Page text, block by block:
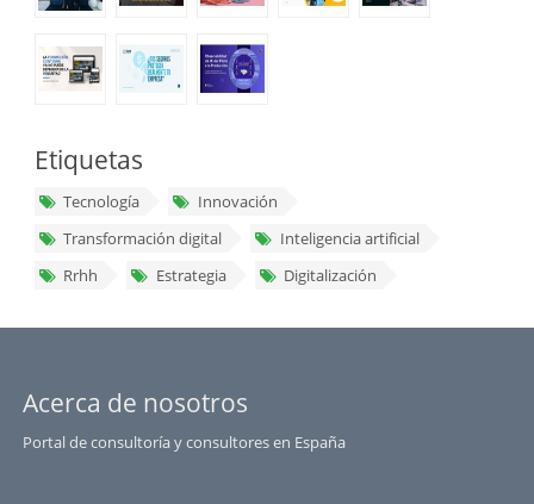
Etiquetas
Tecnología
Innovación
Transformación digital
Inteligencia artificial
Rrhh
Estrategia Digitalización
Acerca de nosotros
Portal de consultoría y consultores en España